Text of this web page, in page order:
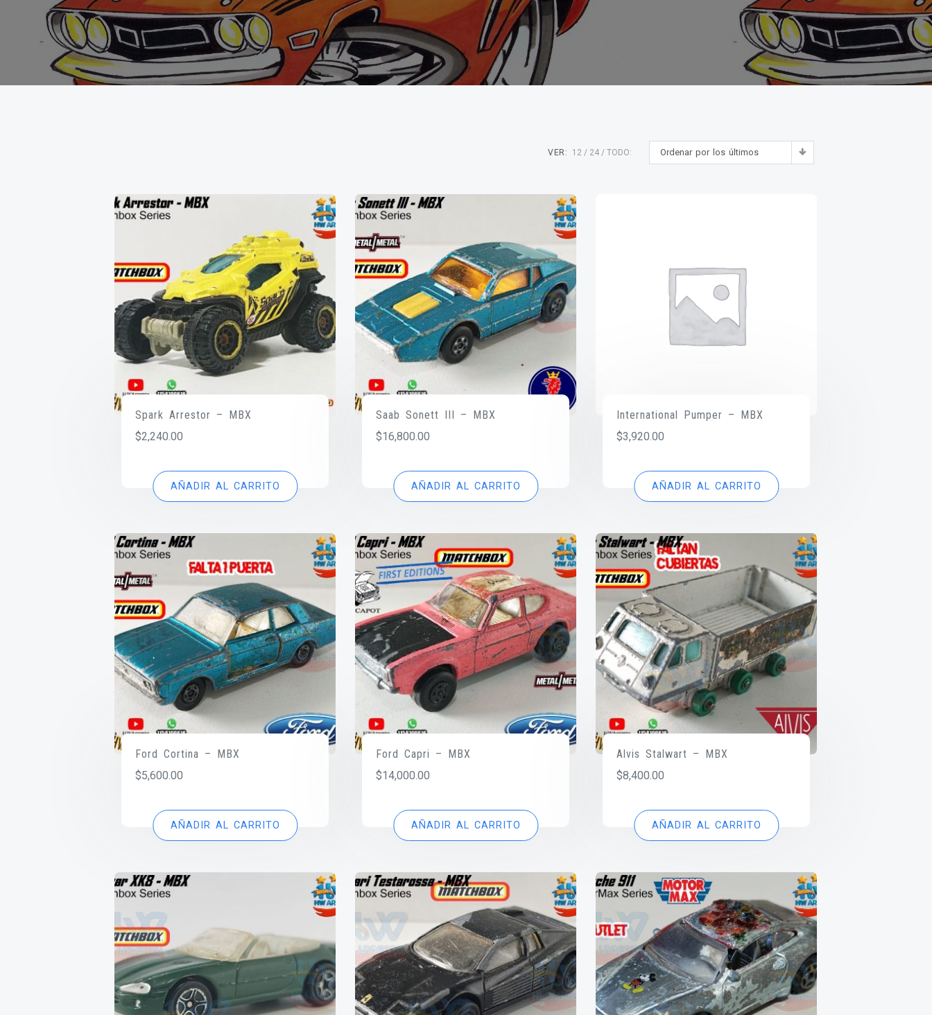
Ordenar por los últimos
VER: 12 24 TODO:
Spark Arrestor – MBX
$2,240.00
AÑADIR AL CARRITO
Saab Sonett III – MBX
$16,800.00
AÑADIR AL CARRITO
International Pumper – MBX
$3,920.00
AÑADIR AL CARRITO
Ford Cortina – MBX
$5,600.00
AÑADIR AL CARRITO
Ford Capri – MBX
$14,000.00
AÑADIR AL CARRITO
Alvis Stalwart – MBX
$8,400.00
AÑADIR AL CARRITO